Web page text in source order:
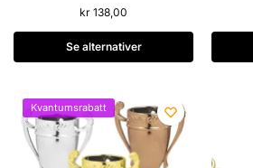
kr 138,00
Se alternativer
Kvantumsrabatt